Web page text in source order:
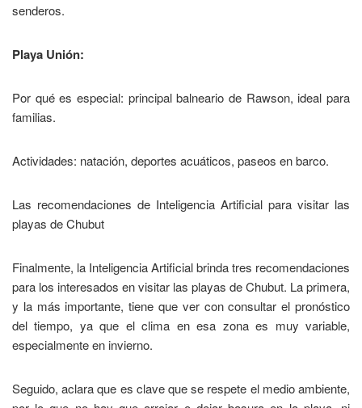
senderos.
Playa Unión:
Por qué es especial: principal balneario de Rawson, ideal para
familias.
Actividades: natación, deportes acuáticos, paseos en barco.
Las recomendaciones de Inteligencia Artificial para visitar las
playas de Chubut
Finalmente, la Inteligencia Artificial brinda tres recomendaciones
para los interesados en visitar las playas de Chubut. La primera,
y la más importante, tiene que ver con consultar el pronóstico
del tiempo, ya que el clima en esa zona es muy variable,
especialmente en invierno.
Seguido, aclara que es clave que se respete el medio ambiente,